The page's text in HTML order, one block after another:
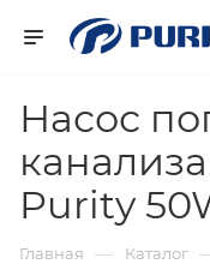
Насос
Purity
Главная — Каталог